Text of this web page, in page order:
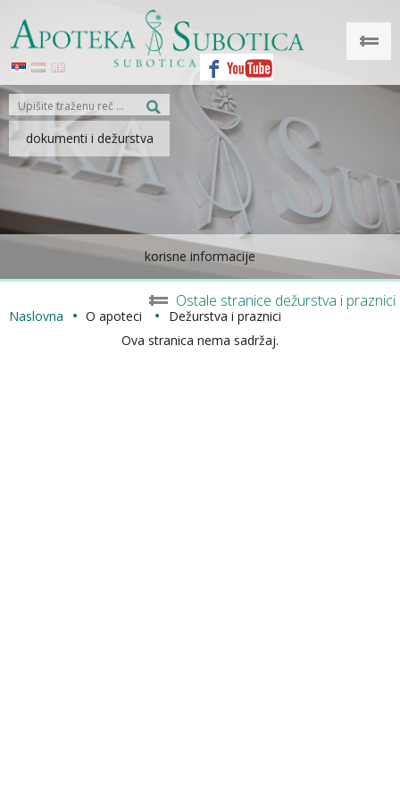
dokumenti i dežurstva
korisne informacije
Ostale stranice dežurstva i praznici
Naslovna O apoteci
Dežurstva i praznici
Ova stranica nema sadržaj.